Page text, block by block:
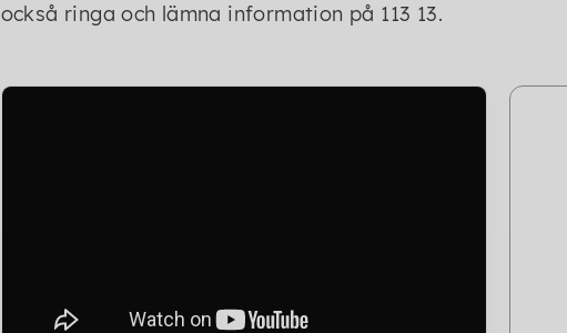
också ringa och lämna information på 113 13.